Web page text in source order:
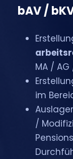
bAV /
MA /
im
/